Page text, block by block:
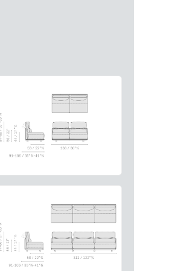
5 до 10 рабочих дней. Возможна
партий товара.